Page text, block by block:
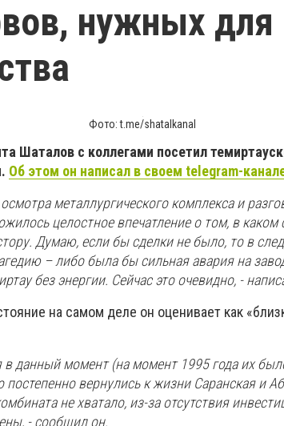
нужных для
Фото: t.me/shatalkanal
Шаталов с коллегами посетил
Об этом он написал в своем telegram-
металлургического комплекса и
целостное впечатление о том, в
Думаю, если бы сделки не было, то в
– либо была бы сильная авария на
без энергии. Сейчас это очевидно, -
на самом деле он оценивает как
в данный момент (на момент 1995 года их
постепенно вернулись к жизни Саранская и
не хватало, из-за отсутствия
- сообщил он.